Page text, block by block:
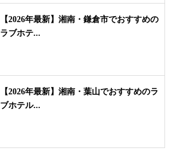
【2026年最新】湘南・鎌倉市でおすすめの
ラブホテ...
【2026年最新】湘南・葉山でおすすめのラ
ブホテル...